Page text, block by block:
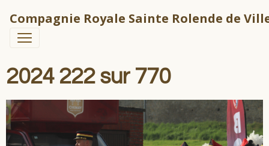
Compagnie Royale Sainte Rolende de
2024 222 sur 770